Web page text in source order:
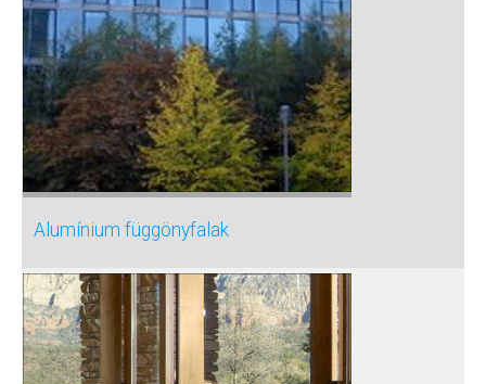
Alumínium függönyfalak